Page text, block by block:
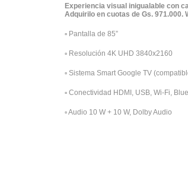
Experiencia visual inigualable con
Adquirilo en cuotas de Gs. 971.000.
▫️ Pantalla de 85”
▫️ Resolución 4K UHD 3840x2160
▫️ Sistema Smart Google TV
▫️ Conectividad HDMI, USB, Wi-Fi,
▫️Audio 10 W + 10 W, Dolby Audio